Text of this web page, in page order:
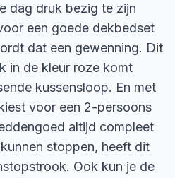
dag druk bezig te zijn
een goede dekbedset
dat een gewenning. Dit
in de kleur roze komt
kussensloop. En met
voor een 2-persoons
altijd compleet
stoppen, heeft dit
Ook kun je de